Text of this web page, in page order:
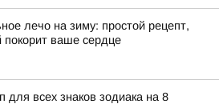
лечо на зиму: простой рецепт,
покорит ваше сердце
для всех знаков зодиака на 8